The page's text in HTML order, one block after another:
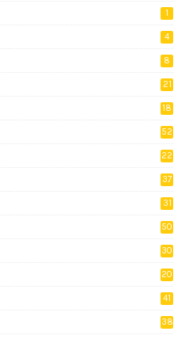
1
4
8
21
18
52
22
37
31
50
30
20
41
38